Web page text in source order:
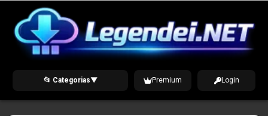
content
📂 Categorias▼ Premium Login